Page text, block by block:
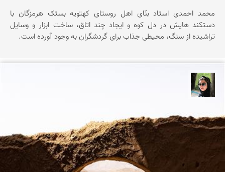
محمد احمدی استاد بنّای اهل روستای کهتویه بستک هرمزگان با
دستکند هایش در دل کوه و ایجاد چند اتاق، ساخت ابزار و وسایل
تراشیده از سنگ، محیطی جذاب برای گردشگران به وجود آورده است.